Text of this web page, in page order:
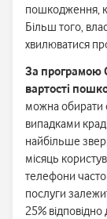
пошкодження,
Більш того,
хвилюватися
За програмою
вартості
можна обирати
випадками
найбільше
місяць
телефони часто
послуги
25%